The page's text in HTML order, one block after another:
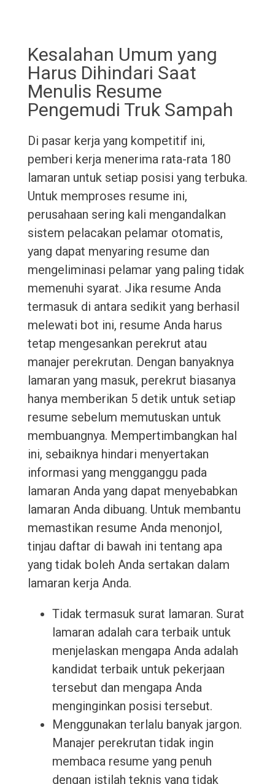
Kesalahan Umum yang
Harus Dihindari Saat
Menulis Resume
Pengemudi Truk Sampah
Di pasar kerja yang kompetitif ini,
pemberi kerja menerima rata-rata 180
lamaran untuk setiap posisi yang terbuka.
Untuk memproses resume ini,
perusahaan sering kali mengandalkan
sistem pelacakan pelamar otomatis,
yang dapat menyaring resume dan
mengeliminasi pelamar yang paling tidak
memenuhi syarat. Jika resume Anda
termasuk di antara sedikit yang berhasil
melewati bot ini, resume Anda harus
tetap mengesankan perekrut atau
manajer perekrutan. Dengan banyaknya
lamaran yang masuk, perekrut biasanya
hanya memberikan 5 detik untuk setiap
resume sebelum memutuskan untuk
membuangnya. Mempertimbangkan hal
ini, sebaiknya hindari menyertakan
informasi yang mengganggu pada
lamaran Anda yang dapat menyebabkan
lamaran Anda dibuang. Untuk membantu
memastikan resume Anda menonjol,
tinjau daftar di bawah ini tentang apa
yang tidak boleh Anda sertakan dalam
lamaran kerja Anda.
Tidak termasuk surat lamaran. Surat
lamaran adalah cara terbaik untuk
menjelaskan mengapa Anda adalah
kandidat terbaik untuk pekerjaan
tersebut dan mengapa Anda
menginginkan posisi tersebut.
Menggunakan terlalu banyak jargon.
Manajer perekrutan tidak ingin
membaca resume yang penuh
dengan istilah teknis yang tidak